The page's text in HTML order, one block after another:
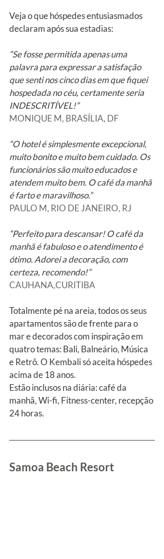
Veja o que hóspedes entusiasmados
declaram após sua estadias:
“Se fosse permitida apenas uma
palavra para expressar a satisfação
que senti nos cinco dias em que fiquei
hospedada no céu, certamente seria
INDESCRITÍVEL!”
MONIQUE M, BRASÍLIA, DF
“O hotel é simplesmente excepcional,
muito bonito e muito bem cuidado. Os
funcionários são muito educados e
atendem muito bem. O café da manhã
é farto e maravilhoso.”
PAULO M, RIO DE JANEIRO, RJ
“Perfeito para descansar! O café da
manhã é fabuloso e o atendimento é
ótimo. Adorei a decoração, com
certeza, recomendo!”
CAUHANA,CURITIBA
Totalmente pé na areia, todos os seus
apartamentos são de frente para o
mar e decorados com inspiração em
quatro temas: Bali, Balneário, Música
e Retrô. O Kembali só aceita hóspedes
acima de 18 anos.
Estão inclusos na diária: café da
manhã, Wi-fi, Fitness-center, recepção
24 horas.
Samoa Beach Resort